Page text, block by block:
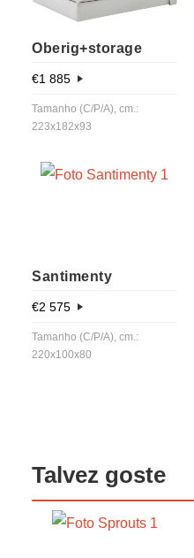
Oberig+storage
€1 885
Tamanho (C/P/A), cm.:
223x182x93
Santimenty
€2 575
Tamanho (C/P/A), cm.:
220x100x80
Talvez goste